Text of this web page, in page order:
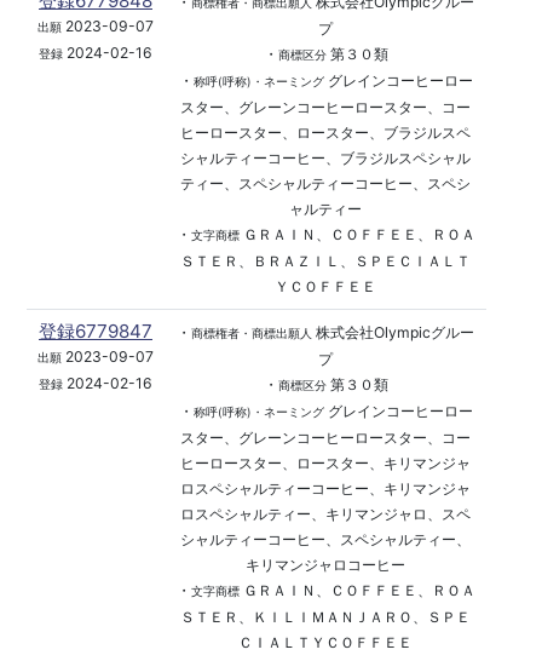
出願 2023-09-07
登録 2024-02-16
商標権者・商標出願人
プ
・ 商標区分第３０類
・ 称呼(呼称)・ネーミンググレインコーヒーロー
スター、グレーンコーヒーロースター、コー
ヒーロースター、ロースター、ブラジルスペ
シャルティーコーヒー、ブラジルスペシャル
ティー、スペシャルティーコーヒー、スペシ
ャルティー
・ 文字商標ＧＲＡＩＮ、ＣＯＦＦＥＥ、ＲＯＡ
ＳＴＥＲ、ＢＲＡＺＩＬ、ＳＰＥＣＩＡＬＴ
ＹＣＯＦＦＥＥ
登録6779847
出願 2023-09-07
登録 2024-02-16
・ 商標権者・商標出願人 株式会社Olympicグルー
プ
・ 商標区分第３０類
・ 称呼(呼称)・ネーミンググレインコーヒーロー
スター、グレーンコーヒーロースター、コー
ヒーロースター、ロースター、キリマンジャ
ロスペシャルティーコーヒー、キリマンジャ
ロスペシャルティー、キリマンジャロ、スペ
シャルティーコーヒー、スペシャルティー、
キリマンジャロコーヒー
・ 文字商標ＧＲＡＩＮ、ＣＯＦＦＥＥ、ＲＯＡ
ＳＴＥＲ、ＫＩＬＩＭＡＮＪＡＲＯ、ＳＰＥ
ＣＩＡＬＴＹＣＯＦＦＥＥ